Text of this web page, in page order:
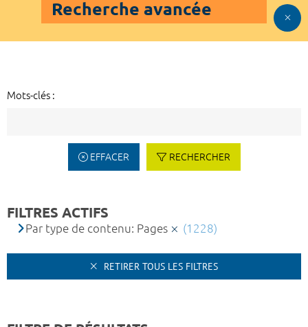
Recherche avancée
Mots-clés :
EFFACER RECHERCHER
FILTRES ACTIFS
Par type de contenu: Pages (1228)
RETIRER TOUS LES FILTRES